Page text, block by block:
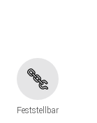
Feststellbar